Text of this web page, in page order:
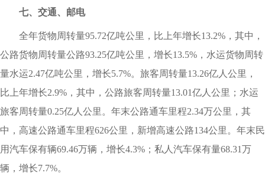
七、交通、邮电
全年货物周转量95.72亿吨公里，比上年增长13.2%，其中，
公路货物周转量公路93.25亿吨公里，增长13.5%，水运货物周转
量水运2.47亿吨公里，增长5.7%。旅客周转量13.26亿人公里，
比上年增长2.9%，其中，公路旅客周转量13.01亿人公里；水运
旅客周转量0.25亿人公里。年末公路通车里程2.34万公里，其
中，高速公路通车里程626公里，新增高速公路134公里。年末民
用汽车保有辆69.46万辆，增长4.3%；私人汽车保有量68.31万
辆，增长7.7%。